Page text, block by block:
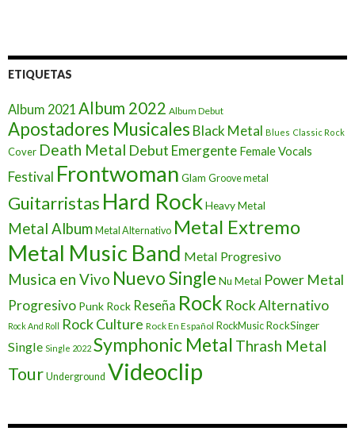
ETIQUETAS
Album 2021 Album 2022 Album Debut
Apostadores Musicales Black Metal Blues Classic Rock
Cover Death Metal Debut Emergente Female Vocals
Festival Frontwoman Glam Groove metal
Guitarristas Hard RockHeavy Metal
Metal Album Metal Alternativo Metal Extremo
Metal Music Band Metal Progresivo
Musica en Vivo Nuevo Single Nu Metal Power Metal
Progresivo Punk Rock Reseña Rock Rock Alternativo
Rock And Roll Rock Culture Rock En Español RockMusic RockSinger
Single Single 2022 Symphonic Metal Thrash Metal
Tour Underground Videoclip